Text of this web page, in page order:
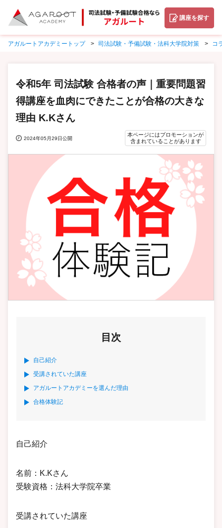
講座を探す
アガルートアカデミートップ 司法試験・予備試験・法科大学院対策 コ
令和5年 司法試験 合格者の声｜重要問題習
得講座を血肉にできたことが合格の大きな
理由 K.Kさん
2024年05月29日公開
本ページにはプロモーションが
含まれていることがあります
目次
自己紹介
受講されていた講座
アガルートアカデミーを選んだ理由
合格体験記
自己紹介
名前：K.Kさん
受験資格：法科大学院卒業
受講されていた講座